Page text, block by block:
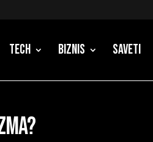
Tech Biznis Saveti